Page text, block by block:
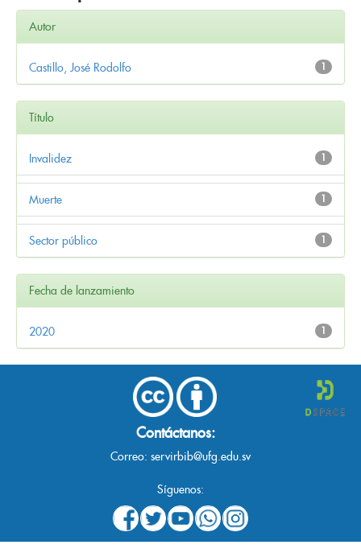
Autor
1
Castillo, José Rodolfo
Título
1
Invalidez
1
Muerte
1
Sector público
Fecha de lanzamiento
1
2020
Contáctanos:
Correo: servirbib@ufg.edu.sv
Síguenos: